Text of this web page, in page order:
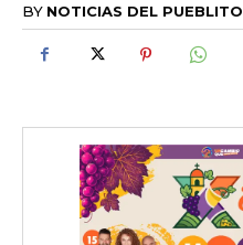
BY NOTICIAS DEL PUEBLITO